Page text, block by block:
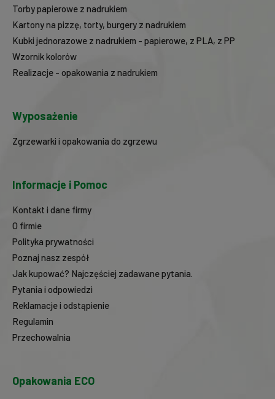
Torby papierowe z nadrukiem
Kartony na pizzę, torty, burgery z nadrukiem
Kubki jednorazowe z nadrukiem - papierowe, z PLA, z PP
Wzornik kolorów
Realizacje - opakowania z nadrukiem
Wyposażenie
Zgrzewarki i opakowania do zgrzewu
Informacje i Pomoc
Kontakt i dane firmy
O firmie
Polityka prywatności
Poznaj nasz zespół
Jak kupować? Najczęściej zadawane pytania.
Pytania i odpowiedzi
Reklamacje i odstąpienie
Regulamin
Przechowalnia
Opakowania ECO